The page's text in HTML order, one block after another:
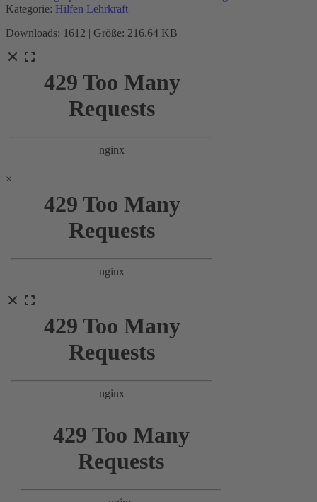
Kategorie: Hilfen Lehrkraft
Downloads: 1612 | Größe: 216.64 KB
×